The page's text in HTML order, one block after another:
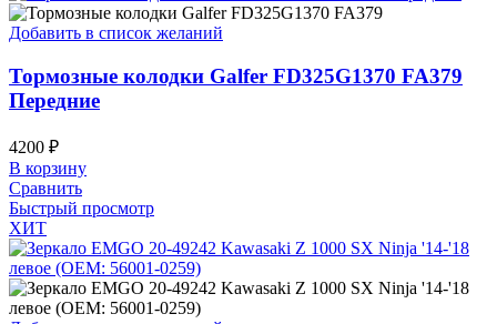
Добавить в список желаний
Тормозные колодки Galfer FD325G1370 FA379
Передние
4200 ₽
В корзину
Сравнить
Быстрый просмотр
ХИТ